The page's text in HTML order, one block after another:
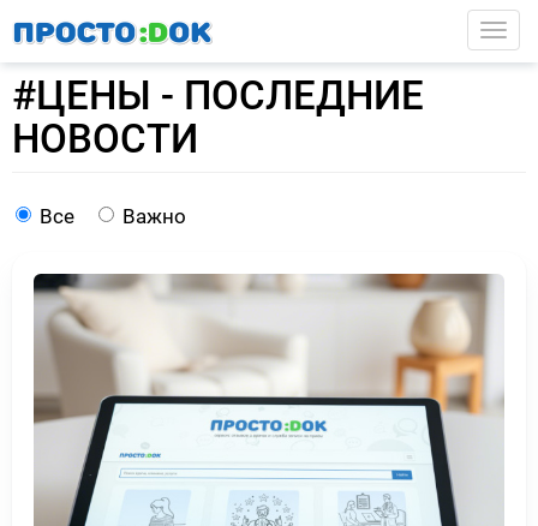
основному
содержанию
#ЦЕНЫ - ПОСЛЕДНИЕ
НОВОСТИ
Все Важно